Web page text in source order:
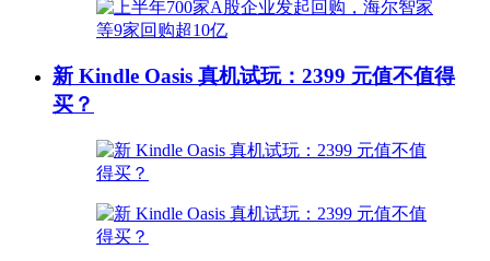
新 Kindle Oasis 真机试玩：2399 元值不值得
买？